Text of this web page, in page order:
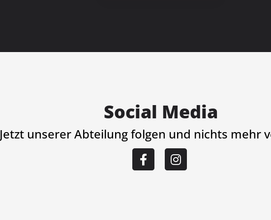
Social Media
Jetzt unserer Abteilung folgen und nichts mehr